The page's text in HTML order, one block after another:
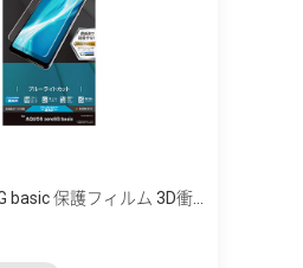
basic 保護フィルム 3D衝...